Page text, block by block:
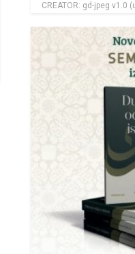
CREATOR: gd-jpeg v1.0